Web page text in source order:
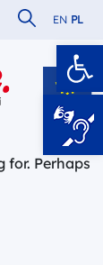
Szukaj w
EN PL
for. Perhaps